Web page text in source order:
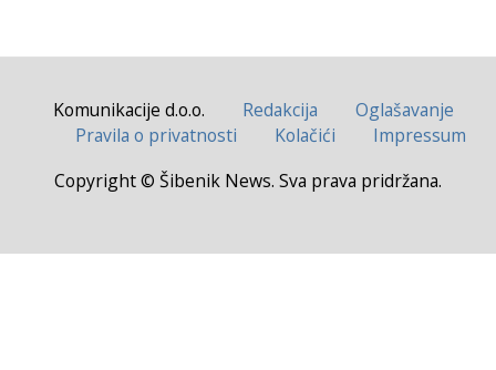
Komunikacije d.o.o. Redakcija
Oglašavanje
Pravila o privatnosti
Kolačići
Impressum
Copyright © Šibenik News. Sva prava pridržana.